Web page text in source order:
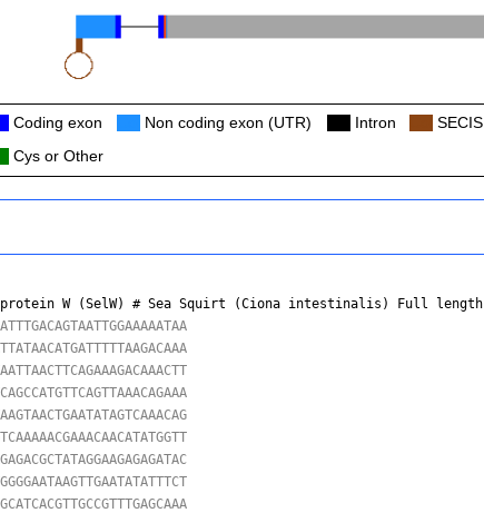
Coding exon Non coding exon (UTR) Intron
SECIS
Cys or Other
W (SelW) # Sea Squirt (Ciona intestinalis)